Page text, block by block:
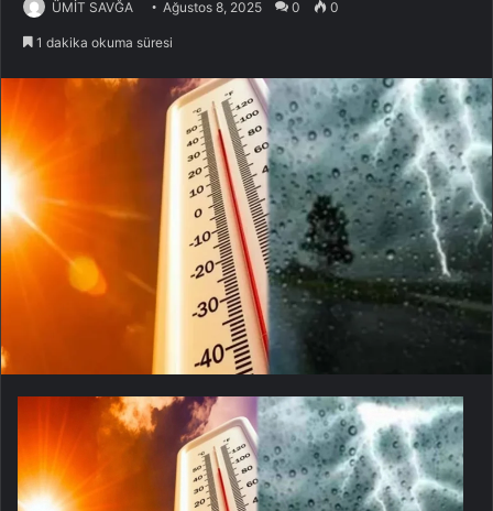
ÜMİT SAVĞA Ağustos 8, 2025 0 0
1 dakika okuma süresi